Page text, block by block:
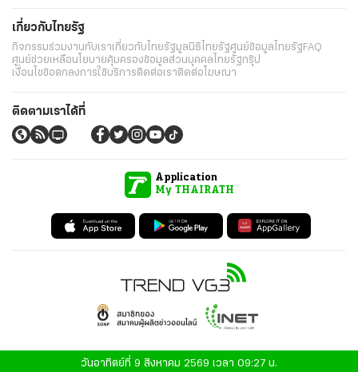
เกี่ยวกับไทยรัฐ
กิจกรรมร่วมงานกับเราเกี่ยวกับไทยรัฐมูลนิธิไทยรัฐศูนย์ข้อมูลไทยรัฐ FAQ
ศูนย์ช่วยเหลือนโยบายคุ้มครองข้อมูลส่วนบุคคลไทยรัฐกรุ๊ป
เงื่อนไขข้อตกลงการใช้บริการติดต่อเราติดต่อโฆษณา
ติดตามเราได้ที่
Application
My THAIRATH
วันอาทิตย์ที่ 9 สิงหาคม 2569 เวลา 09:27 น.